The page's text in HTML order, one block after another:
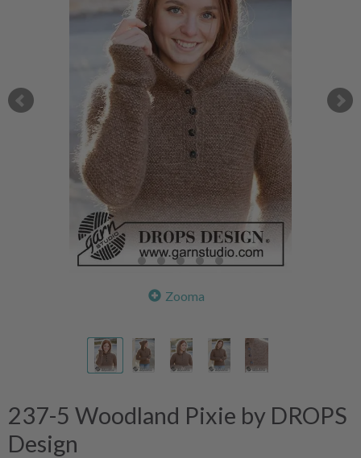
Zooma
237-5 Woodland Pixie by DROPS
Design